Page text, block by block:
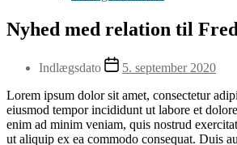
Nyhed med relation til
Indlægsdato
5. september 2020
Lorem ipsum dolor sit amet, consectetur
eiusmod tempor incididunt ut labore et
enim ad minim veniam, quis nostrud
ut aliquip ex ea commodo consequat. Duis